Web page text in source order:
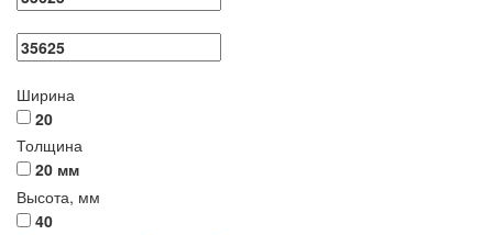
Ширина
20
Толщина
20 мм
Высота, мм
40